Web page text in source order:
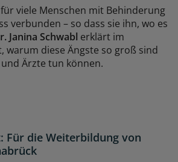
viele Menschen mit Behinderung
verbunden – so dass sie ihn, wo es
Janina Schwabl erklärt im
warum diese Ängste so groß sind
Ärzte tun können.
Für die Weiterbildung von